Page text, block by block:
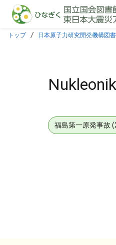
本文に飛ぶ
トップ 日本原子力研究開発機構図
福島第一原発事故